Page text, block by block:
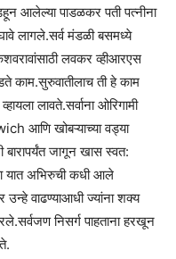
आलेल्या पाडळकर पती पत्नीना
लागले.सर्व मंडळी बसमध्ये
लवकर व्हीआरएस
काम.सुरुवातीलाच ती हे काम
लावते.सर्वाना ओरिगामी
आणि खोबऱ्याच्या वड्या
बारापर्यंत जागून खास स्वत:
यात अभिरुची कधी आले
वाढण्याआधी ज्यांना शक्य
निसर्ग पाहताना हरखून